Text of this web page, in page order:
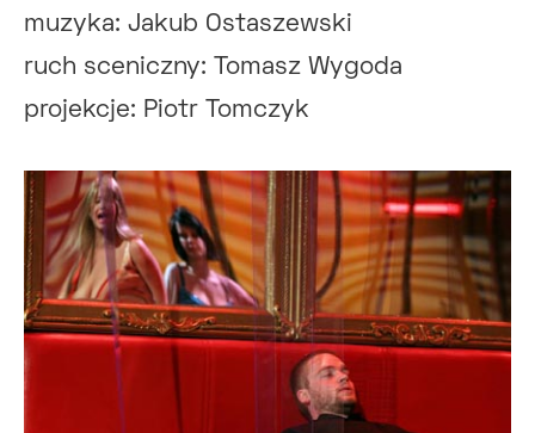
muzyka: Jakub Ostaszewski
ruch sceniczny: Tomasz Wygoda
projekcje: Piotr Tomczyk